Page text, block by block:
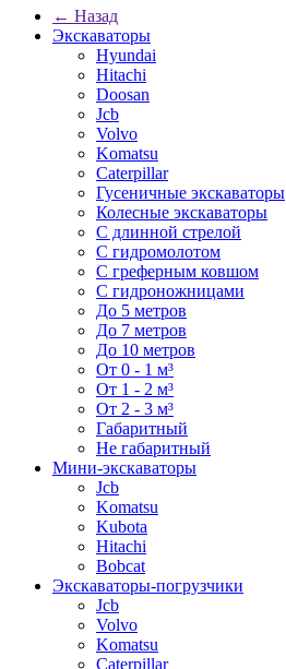
← Назад
Экскаваторы
Hyundai
Hitachi
Doosan
Jcb
Volvo
Komatsu
Caterpillar
Гусеничные экскаваторы
Колесные экскаваторы
С длинной стрелой
С гидромолотом
С греферным ковшом
С гидроножницами
До 5 метров
До 7 метров
До 10 метров
От 0 - 1 м³
От 1 - 2 м³
От 2 - 3 м³
Габаритный
Не габаритный
Мини-экскаваторы
Jcb
Komatsu
Kubota
Hitachi
Bobcat
Экскаваторы-погрузчики
Jcb
Volvo
Komatsu
Caterpillar